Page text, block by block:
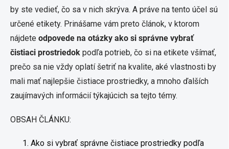
by ste vedieť, čo sa v nich skrýva. A práve na tento účel sú
určené etikety. Prinášame vám preto článok, v ktorom
nájdete odpovede na otázky ako si správne vybrať
čistiaci prostriedok podľa potrieb, čo si na etikete všímať,
prečo sa nie vždy oplatí šetriť na kvalite, aké vlastnosti by
mali mať najlepšie čistiace prostriedky, a mnoho ďalších
zaujímavých informácií týkajúcich sa tejto témy.
OBSAH ČLÁNKU:
Ako si vybrať správne čistiace prostriedky podľa